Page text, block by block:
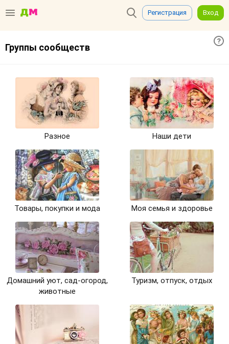
Регистрация Вход
Группы сообществ
Разное Наши дети
Товары, покупки и мода Моя семья и здоровье
Домашний уют, сад-огород,
животные
Туризм, отпуск, отдых